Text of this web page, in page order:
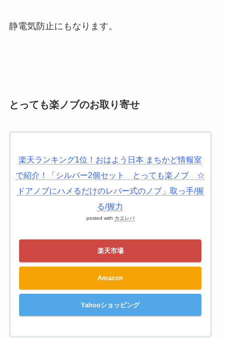
静電気防止にもなります。
とっても楽ノブのお取り寄せ
楽天ランキング1位！おはよう日本 まちかど情報室
で紹介！「シルバー2個セット とっても楽ノブ ☆
ドアノブにハメるだけのレバー式のノブ」取っ手/握
る/握力
posted with カエレバ
楽天市場
Amazon
Yahooショッピング